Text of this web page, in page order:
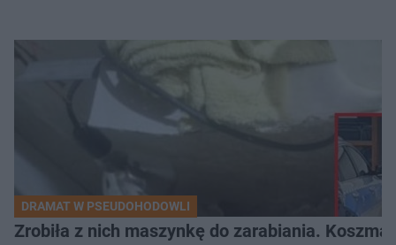
DRAMAT W PSEUDOHODOWLI
Zrobiła z nich maszynkę do zarabiania.